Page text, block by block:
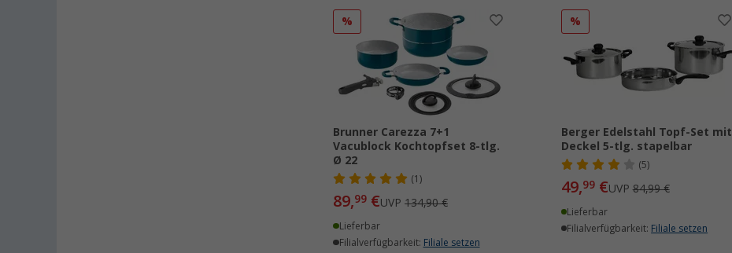
%
Brunner Carezza 7+1
Vacublock Kochtopfset 8-tlg.
Ø 22
(1)
89,99 €UVP134,90 €
Lieferbar
Filialverfügbarkeit: Filiale setzen
%
Berger Edelstahl Topf-Set mit
Deckel 5-tlg. stapelbar
(5)
49,99€UVP84,99 €
Lieferbar
Filialverfügbarkeit: Filiale setzen